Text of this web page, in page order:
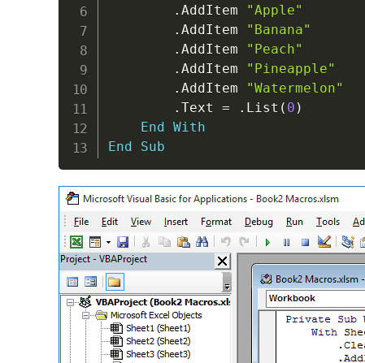
. AddItem
"Apple"
. AddItem
"Banana"
. AddItem
"Peach"
. AddItem
"Pineapple"
. AddItem
"Watermelon"
. Text = . List ( 0 )
End
With
End
Sub